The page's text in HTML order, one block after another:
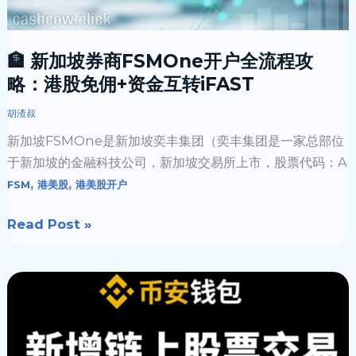
🏦 新加坡券商FSMOne开户全流程攻
略：港股免佣+资金互转iFAST
胡渣叔
新加坡FSMOne是新加坡奕丰集团（奕丰集团是一家总部位
于新加坡的金融科技公司，新加坡交易所上市，股票代码：A
FSM, 港美股, 港美股开户
户
全
流
程
攻
略：
港
股
+资
转
Read Post »
如